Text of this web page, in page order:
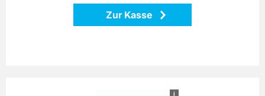
Zur Kasse
i